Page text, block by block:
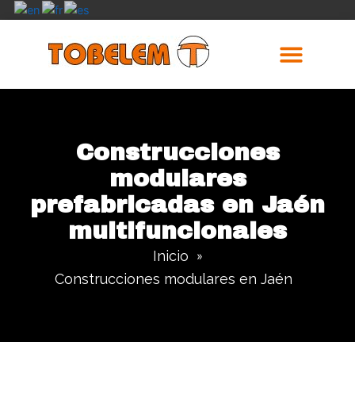
contenido
Construcciones
modulares
prefabricadas en Jaén
multifuncionales
Inicio »
Construcciones modulares en Jaén